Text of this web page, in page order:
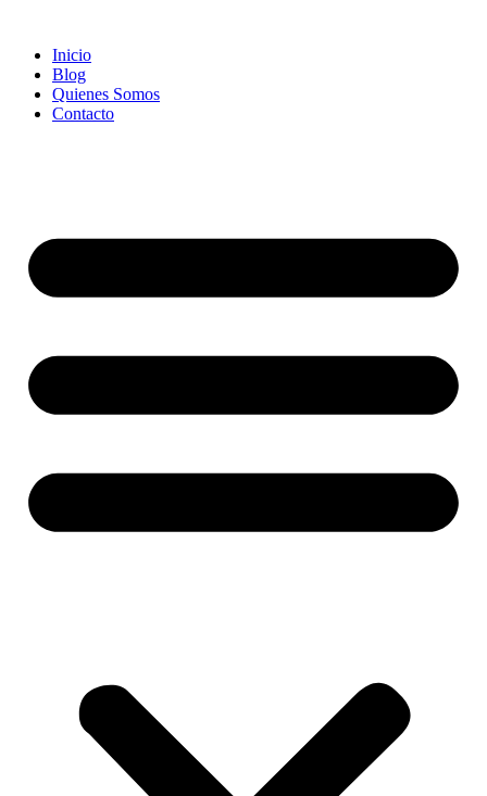
contenido
Inicio
Blog
Quienes Somos
Contacto